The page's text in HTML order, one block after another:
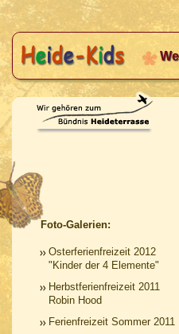
Foto-Galerien:
Osterferienfreizeit 2012
"Kinder der 4 Elemente"
Herbstferienfreizeit 2011
Robin Hood
Ferienfreizeit Sommer 2011